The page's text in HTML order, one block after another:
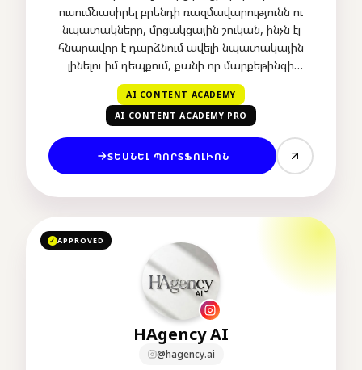
ուսումնասիրել բրենդի ռազմավարությունն ու
նպատակները, մրցակցային շուկան, ինչն էլ
հնարավոր է դարձնում ավելի նպատակային
լինելու իմ դեպքում, քանի որ մարքեթինգի
մասնագետ եմ՝ ավելի քան 6 տարվա փորձով։
AI CONTENT ACADEMY
AI CONTENT ACADEMY PRO
ՏԵՍՆԵԼ ՊՈՐՏՖՈԼԻՈՆ
✓APPROVED
HAgency AI
@hagency.ai